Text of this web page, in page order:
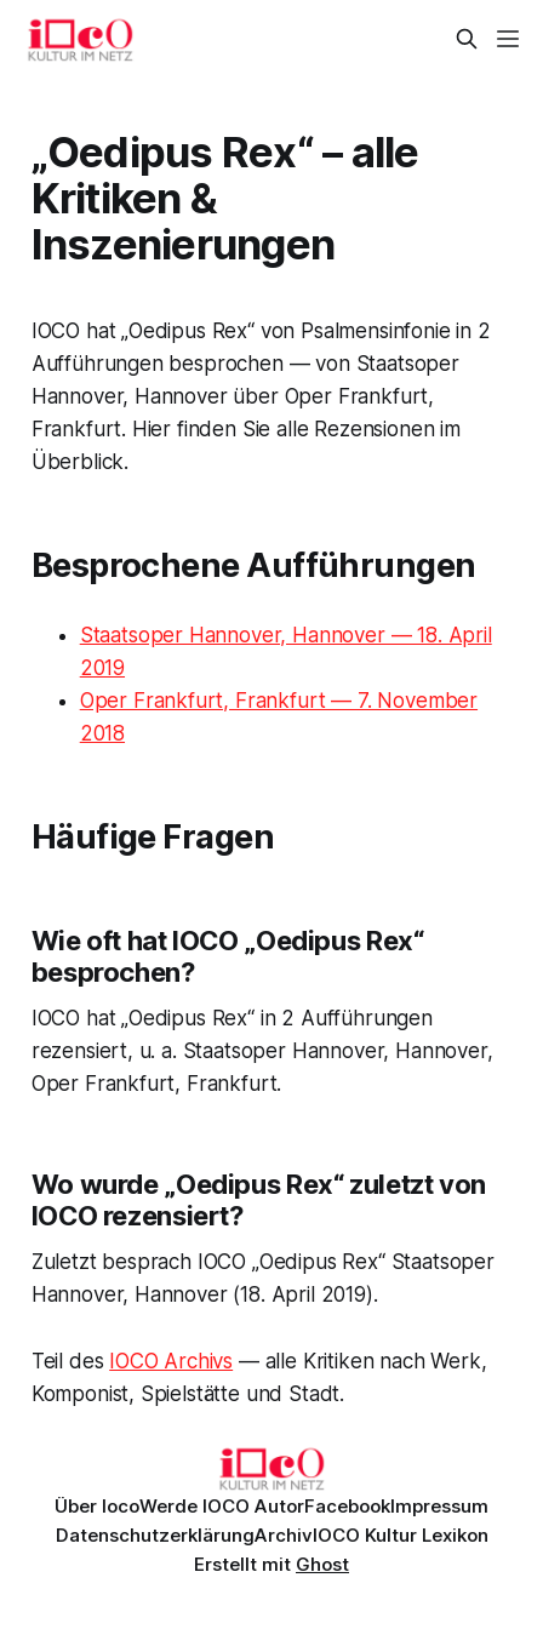
„Oedipus Rex“ – alle
Kritiken &
Inszenierungen
IOCO hat „Oedipus Rex“ von Psalmensinfonie in 2
Aufführungen besprochen — von Staatsoper
Hannover, Hannover über Oper Frankfurt,
Frankfurt. Hier finden Sie alle Rezensionen im
Überblick.
Besprochene Aufführungen
Staatsoper Hannover, Hannover — 18. April
2019
Oper Frankfurt, Frankfurt — 7. November
2018
Häufige Fragen
Wie oft hat IOCO „Oedipus Rex“
besprochen?
IOCO hat „Oedipus Rex“ in 2 Aufführungen
rezensiert, u. a. Staatsoper Hannover, Hannover,
Oper Frankfurt, Frankfurt.
Wo wurde „Oedipus Rex“ zuletzt von
IOCO rezensiert?
Zuletzt besprach IOCO „Oedipus Rex“ Staatsoper
Hannover, Hannover (18. April 2019).
Teil des IOCO Archivs — alle Kritiken nach Werk,
Komponist, Spielstätte und Stadt.
Über IocoWerde IOCO AutorFacebookImpressum
DatenschutzerklärungArchivIOCO Kultur Lexikon
Erstellt mit Ghost